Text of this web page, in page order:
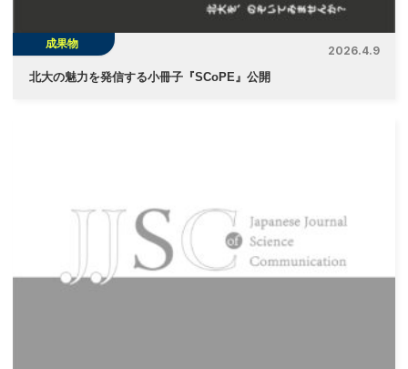
成果物
2026.4.9
北大の魅力を発信する小冊子『SCoPE』公開